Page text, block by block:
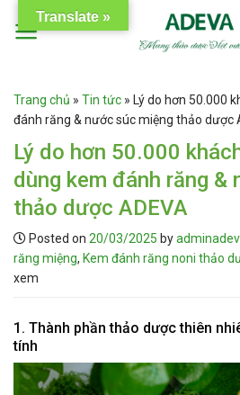
Trang chủ » Tin tức » Lý do hơn 50.000
đánh răng & nước súc miệng thảo dược
Lý do hơn 50.000
dùng kem đánh răng &
thảo dược ADEVA
Posted on 20/03/2025 by
răng miệng, Kem đánh răng noni thảo
xem
1. Thành phần thảo dược thiên
tính
Translate »